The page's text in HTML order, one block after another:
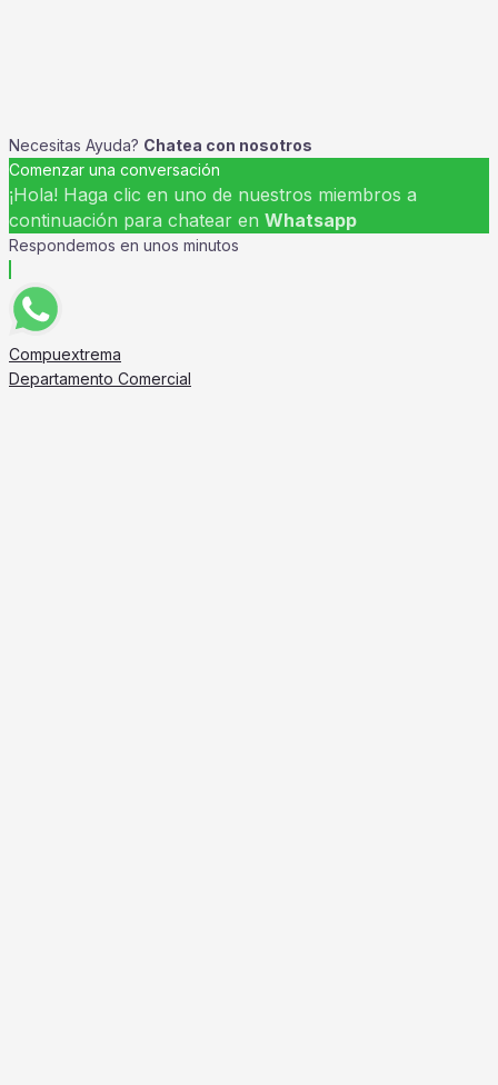
Necesitas Ayuda? Chatea con nosotros
Comenzar una conversación
¡Hola! Haga clic en uno de nuestros miembros a
continuación para chatear en Whatsapp
Respondemos en unos minutos
Compuextrema
Departamento Comercial